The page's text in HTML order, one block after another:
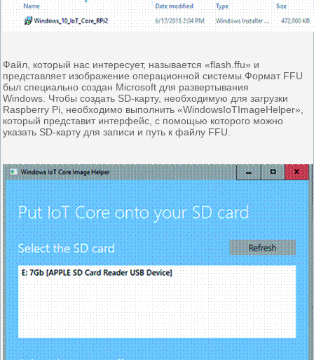
Файл, который нас интересует, называется «flash.ffu» и
представляет изображение операционной системы.Формат FFU
был специально создан Microsoft для развертывания
Windows. Чтобы создать SD-карту, необходимую для загрузки
Raspberry Pi, необходимо выполнить «WindowsIoTImageHelper»,
который представит интерфейс, с помощью которого можно
указать SD-карту для записи и путь к файлу FFU.